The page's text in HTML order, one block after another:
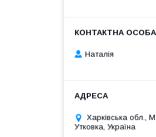
Наталія
Харківська обл.,
Утковка, Україна